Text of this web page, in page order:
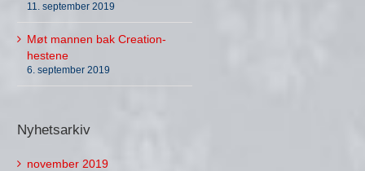
11. september 2019
Møt mannen bak Creation-
hestene
6. september 2019
Nyhetsarkiv
november 2019